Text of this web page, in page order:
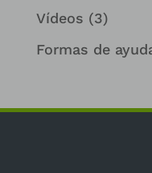
Vídeos (3)
Formas de